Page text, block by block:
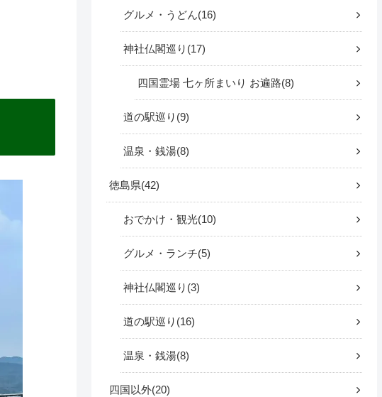
グルメ・うどん 16
神社仏閣巡り 17
四国霊場 七ヶ所まいり お遍路 8
道の駅巡り 9
温泉・銭湯 8
徳島県 42
おでかけ・観光 10
グルメ・ランチ 5
神社仏閣巡り 3
道の駅巡り 16
温泉・銭湯 8
四国以外 20